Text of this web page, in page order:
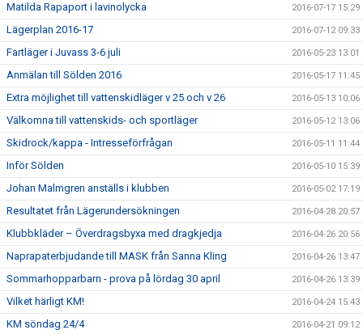
Matilda Rapaport i lavinolycka 2016-07-17 15:29
Lägerplan 2016-17 2016-07-12 09:33
Fartläger i Juvass 3-6 juli 2016-05-23 13:01
Anmälan till Sölden 2016 2016-05-17 11:45
Extra möjlighet till vattenskidläger v 25 och v 26 2016-05-13 10:06
Välkomna till vattenskids- och sportläger 2016-05-12 13:06
Skidrock/kappa - Intresseförfrågan 2016-05-11 11:44
Inför Sölden 2016-05-10 15:39
Johan Malmgren anställs i klubben 2016-05-02 17:19
Resultatet från Lägerundersökningen 2016-04-28 20:57
Klubbkläder – Överdragsbyxa med dragkjedja 2016-04-26 20:56
Naprapaterbjudande till MASK från Sanna Kling 2016-04-26 13:47
Sommarhopparbarn - prova på lördag 30 april 2016-04-26 13:39
Vilket härligt KM! 2016-04-24 15:43
KM söndag 24/4 2016-04-21 09:12